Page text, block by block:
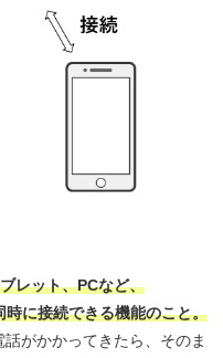
レット、PCなど、
に接続できる機能のこと。
がかかってきたら、そのま